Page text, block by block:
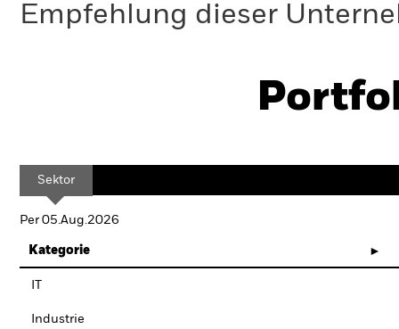
Empfehlung dieser
Sektor
Per 05.Aug.2026
Kategorie
Industrie